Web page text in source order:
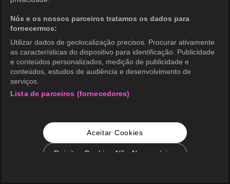
Nós e os nossos parceiros tratamos os dados para
fornecermos:
Utilizar dados de geolocalização precisos. Procurar ativamente
as características do dispositivo para identificação. Publicidade
e conteúdos personalizados, medição de publicidade e
conteúdos, estudos de audiência e desenvolvimento de
serviços.
Lista de parceiros (fornecedores)
Aceitar Cookies
Rejeitar Cookies Não Necessários